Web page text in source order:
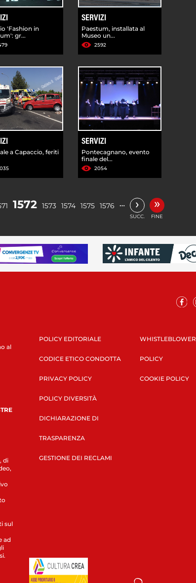
'Fashion in
gr...
SERVIZI
Paestum, installata al
Museo un...
2592
a Capaccio, feriti
SERVIZI
Pontecagnano, evento
finale del...
2054
1572 1573 1574 1575 1576 … ›
SUCC.
»
FINE
al
di
sul
ad
POLICY EDITORIALE
CODICE ETICO CONDOTTA
PRIVACY POLICY
POLICY DIVERSITÀ
DICHIARAZIONE DI
TRASPARENZA
GESTIONE DEI RECLAMI
WHISTLEBLOWER
POLICY
COOKIE POLICY